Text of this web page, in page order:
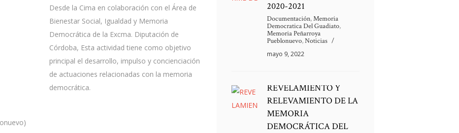
Desde la Cima en colaboración con el Área de
Bienestar Social, Igualdad y Memoria
Democrática de la Excma. Diputación de
Córdoba, Esta actividad tiene como objetivo
principal el desarrollo, impulso y concienciación
de actuaciones relacionadas con la memoria
democrática.
2020-2021
Documentación,Memoria
Democratica Del Guadiato,
Memoria Peñarroya
Pueblonuevo,Noticias
mayo 9, 2022
REVELAMIENTO Y
RELEVAMIENTO DE LA
MEMORIA
DEMOCRÁTICA DEL